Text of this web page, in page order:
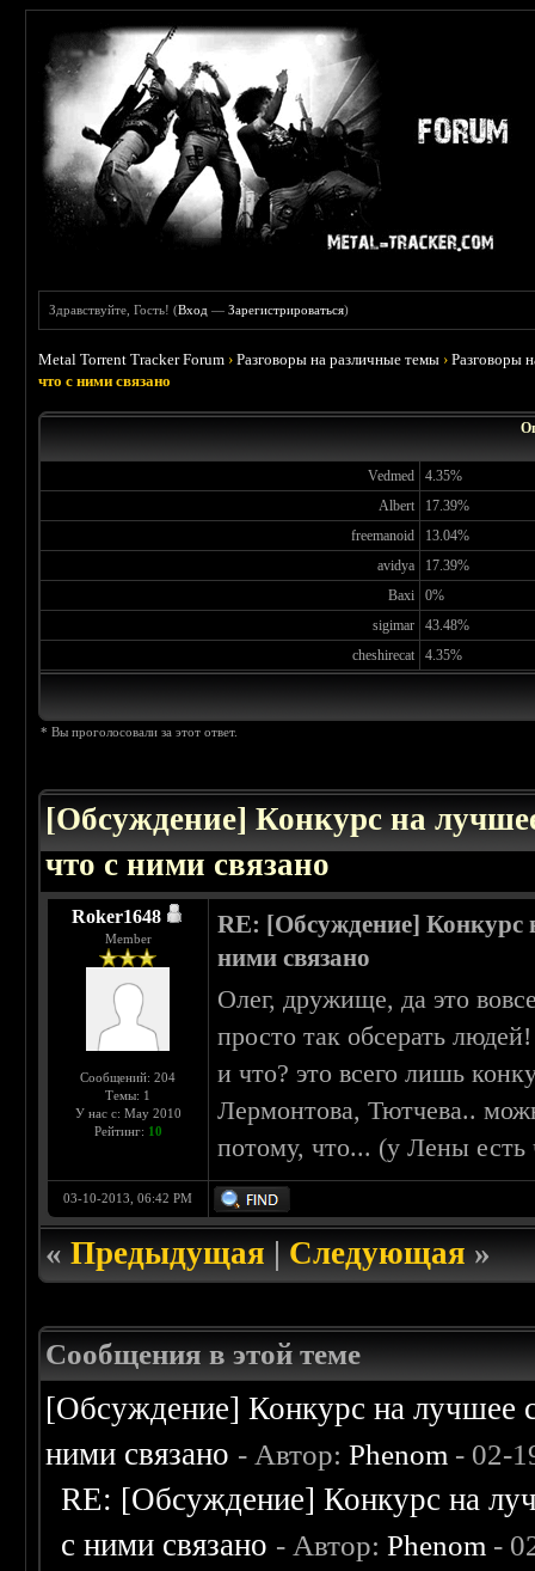
Здравствуйте, Гость! (Вход —Зарегистрироваться)
Metal Torrent Tracker Forum ›Разговоры на различные темы ›Разговоры
что с ними связано
Vedmed
4.35%
Albert
17.39%
freemanoid
13.04%
avidya
17.39%
Baxi
0%
sigimar
43.48%
cheshirecat
4.35%
* Вы проголосовали за этот ответ.
[Обсуждение] Конкурс на
что с ними связано
Roker1648
Member
Сообщений: 204
Темы: 1
У нас с: May 2010
Рейтинг: 10
RE: [Обсуждение] Конкурс
ними связано
Олег, дружище, да это
просто так обсерать
и что? это всего лишь
Лермонтова, Тютчева..
потому, что... (у Лены есть
03-10-2013, 06:42 PM
«Предыдущая|Следующая»
Сообщения в этой теме
[Обсуждение] Конкурс на лучшее
ними связано - Автор:Phenom - 02-
RE: [Обсуждение] Конкурс на
с ними связано - Автор:Phenom -